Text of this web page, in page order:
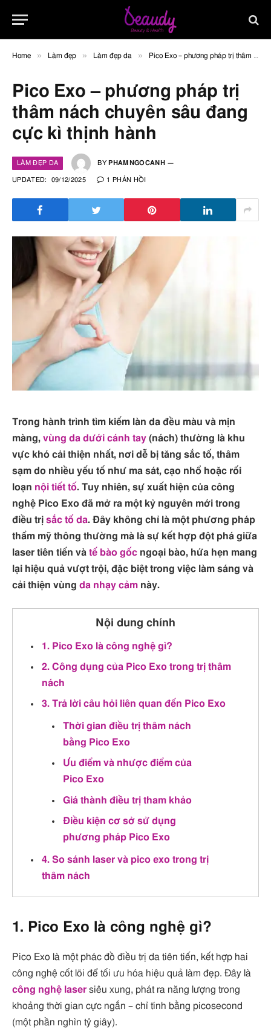
Home » Làm đẹp » Làm đẹp da » Pico Exo – phương pháp trị thâm nách chuyên sâu đang cực kì thịnh hành
Pico Exo – phương pháp trị
thâm nách chuyên sâu đang
cực kì thịnh hành
LÀM ĐẸP DA BY PHAMNGOCANH
UPDATED: 09/12/2025 1 PHẢN HỒI
Trong hành trình tìm kiếm làn da đều màu và mịn
màng, vùng da dưới cánh tay (nách) thường là khu
vực khó cải thiện nhất, nơi dễ bị tăng sắc tố, thâm
sạm do nhiều yếu tố như ma sát, cạo nhổ hoặc rối
loạn nội tiết tố. Tuy nhiên, sự xuất hiện của công
nghệ Pico Exo đã mở ra một kỷ nguyên mới trong
điều trị sắc tố da. Đây không chỉ là một phương pháp
thẩm mỹ thông thường mà là sự kết hợp đột phá giữa
laser tiên tiến và tế bào gốc ngoại bào, hứa hẹn mang
lại hiệu quả vượt trội, đặc biệt trong việc làm sáng và
cải thiện vùng da nhạy cảm này.
Nội dung chính
1. Pico Exo là công nghệ gì?
2. Công dụng của Pico Exo trong trị thâm
nách
3. Trả lời câu hỏi liên quan đến Pico Exo
Thời gian điều trị thâm nách
bằng Pico Exo
Ưu điểm và nhược điểm của
Pico Exo
Giá thành điều trị tham khảo
Điều kiện cơ sở sử dụng
phương pháp Pico Exo
4. So sánh laser và pico exo trong trị
thâm nách
1. Pico Exo là công nghệ gì?
Pico Exo là một phác đồ điều trị da tiên tiến, kết hợp hai
công nghệ cốt lõi để tối ưu hóa hiệu quả làm đẹp. Đây là
công nghệ laser siêu xung, phát ra năng lượng trong
khoảng thời gian cực ngắn – chỉ tính bằng picosecond
(một phần nghìn tỷ giây).